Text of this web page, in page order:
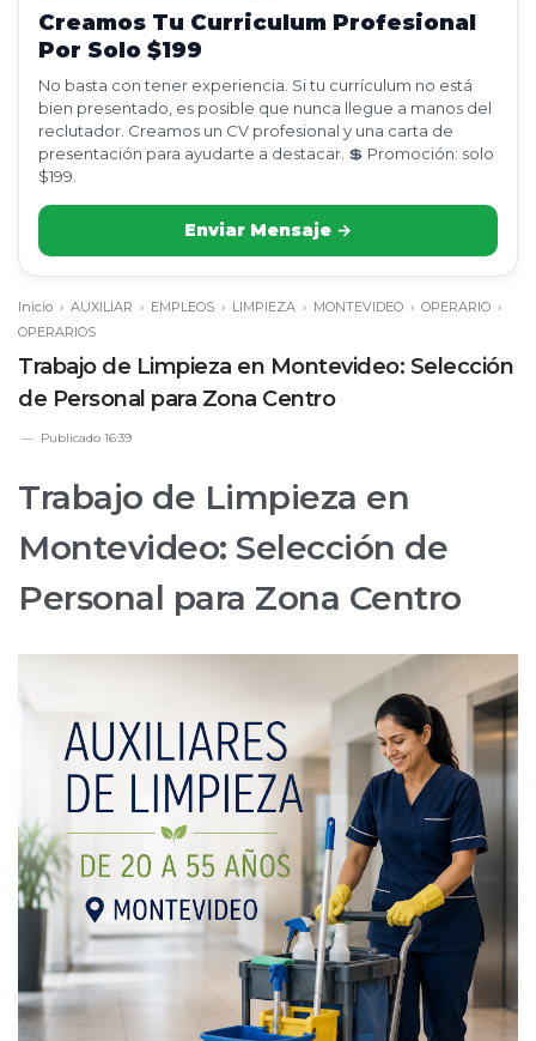
Creamos Tu Curriculum Profesional
Por Solo $199
No basta con tener experiencia. Si tu currículum no está
bien presentado, es posible que nunca llegue a manos del
reclutador. Creamos un CV profesional y una carta de
presentación para ayudarte a destacar. 💲 Promoción: solo
$199.
Enviar Mensaje →
Inicio › AUXILIAR › EMPLEOS › LIMPIEZA › MONTEVIDEO › OPERARIO ›
OPERARIOS
Trabajo de Limpieza en Montevideo: Selección
de Personal para Zona Centro
Publicado 16:39
Trabajo de Limpieza en
Montevideo: Selección de
Personal para Zona Centro